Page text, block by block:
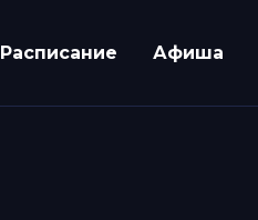
Расписание Афиша